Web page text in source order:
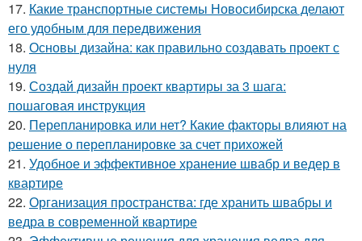
17. Какие транспортные системы Новосибирска делают
его удобным для передвижения
18. Основы дизайна: как правильно создавать проект с
нуля
19. Создай дизайн проект квартиры за 3 шага:
пошаговая инструкция
20. Перепланировка или нет? Какие факторы влияют на
решение о перепланировке за счет прихожей
21. Удобное и эффективное хранение швабр и ведер в
квартире
22. Организация пространства: где хранить швабры и
ведра в современной квартире